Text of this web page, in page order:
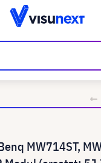
MW714ST,